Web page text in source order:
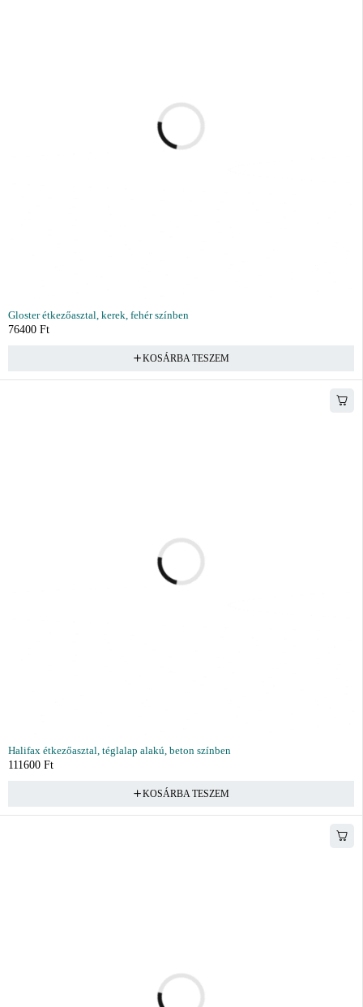
Gloster étkezőasztal, kerek, fehér színben
76400 Ft
KOSÁRBA TESZEM
Halifax étkezőasztal, téglalap alakú, beton színben
111600 Ft
KOSÁRBA TESZEM